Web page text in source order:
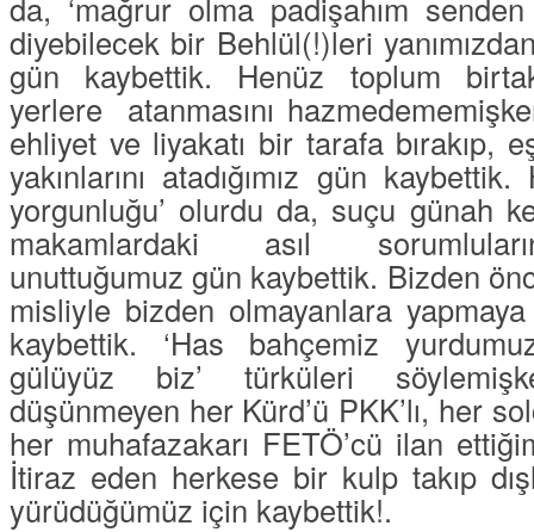
diyebilecek bir Behlül(!)leri
gün kaybettik. Henüz toplum
yerlere atanmasını
ehliyet ve liyakatı bir tarafa bırakıp,
yakınlarını atadığımız gün
yorgunluğu’ olurdu da, suçu günah
makamlardaki asıl
unuttuğumuz gün kaybettik. Bizden
misliyle bizden olmayanlara yapmaya
kaybettik. ‘Has bahçemiz
gülüyüz biz’ türküleri
düşünmeyen her Kürd’ü PKK’lı, her
her muhafazakarı FETÖ’cü ilan
İtiraz eden herkese bir kulp takıp
yürüdüğümüz için kaybettik!.